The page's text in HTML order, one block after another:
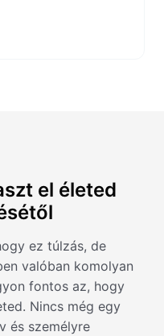
el életed
ez túlzás, de
valóban komolyan
fontos az, hogy
Nincs még egy
és személyre